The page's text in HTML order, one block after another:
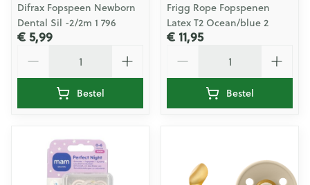
Difrax Fopspeen Newborn
Dental Sil -2/2m 1 796
€ 5,99
Bestel
Frigg Rope Fopspenen
Latex T2 Ocean/blue 2
€ 11,95
Bestel